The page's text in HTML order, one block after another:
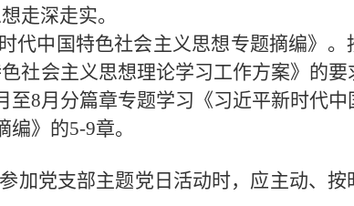
走深走实。
代中国特色社会主义思想专题摘编》
社会主义思想理论学习工作方案》的
至8月分篇章专题学习《习近平新时代
编》的5-9章。
加党支部主题党日活动时，应主动、